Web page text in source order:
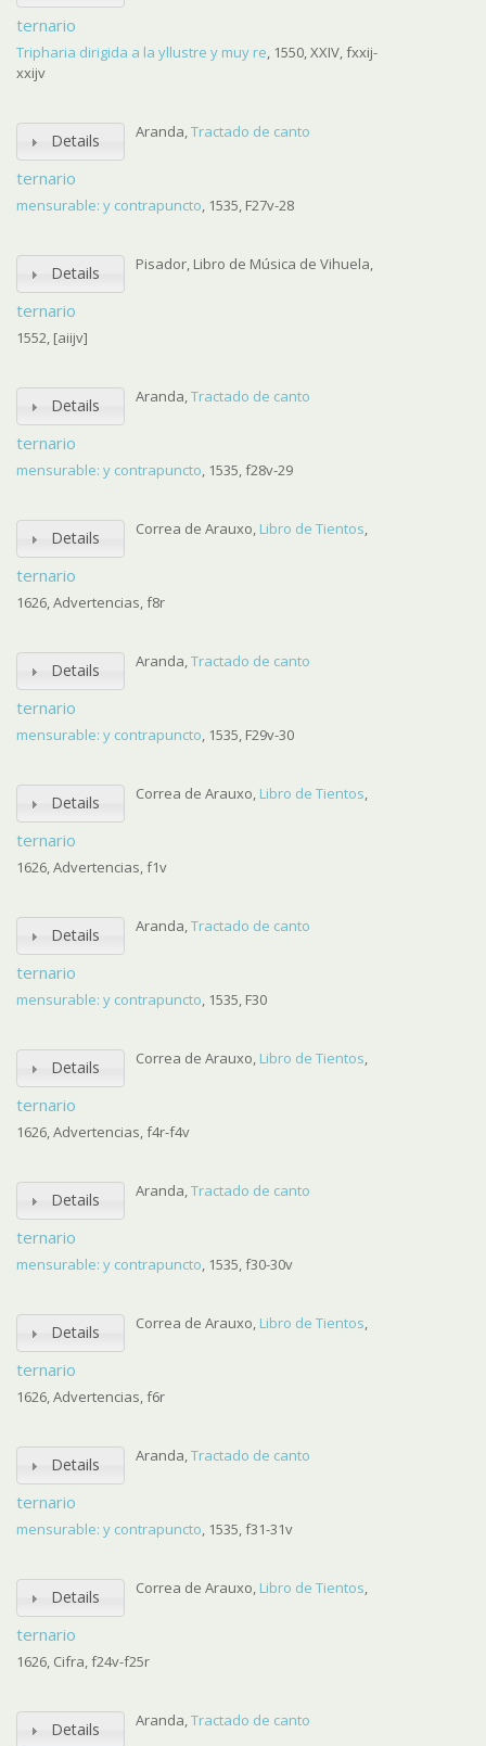
ternario
Tripharia dirigida a la yllustre y muy re, 1550, XXIV, fxxij-
xxijv
Details
ternario
Aranda,Tractado de canto
mensurable: y contrapuncto, 1535, F27v-28
Details
ternario
Pisador, Libro de Música de Vihuela,
1552, [aiijv]
Details
ternario
Aranda,Tractado de canto
mensurable: y contrapuncto, 1535, f28v-29
Details
ternario
Correa de Arauxo, Libro de Tientos,
1626, Advertencias, f8r
Details
ternario
Aranda,Tractado de canto
mensurable: y contrapuncto, 1535, F29v-30
Details
ternario
Correa de Arauxo, Libro de Tientos,
1626, Advertencias, f1v
Details
ternario
Aranda,Tractado de canto
mensurable: y contrapuncto, 1535, F30
Details
ternario
Correa de Arauxo, Libro de Tientos,
1626, Advertencias, f4r-f4v
Details
ternario
Aranda,Tractado de canto
mensurable: y contrapuncto, 1535, f30-30v
Details
ternario
Correa de Arauxo, Libro de Tientos,
1626, Advertencias, f6r
Details
ternario
Aranda,Tractado de canto
mensurable: y contrapuncto, 1535, f31-31v
Details
ternario
Correa de Arauxo, Libro de Tientos,
1626, Cifra, f24v-f25r
Details Aranda,Tractado de canto